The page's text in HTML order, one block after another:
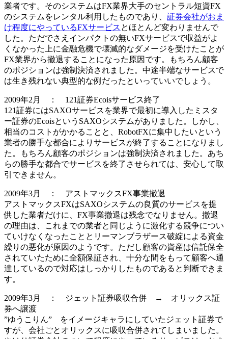
業者です。そのシステムはFX業界大手のセントラル短資FX
のシステムをレンタル利用したものであり、 証券会社がおま
け程度にやっているFXサービス とほとんど変わりませんで
した。ただでさえインパクトの無いFXサービスで収益がよ
くなかった上に金融危機で壊滅的なダメージを受けたことが
FX業界から撤退することになった原因です。もちろん顧客
のポジションは強制決済されました。中途半端なサービスで
は生き残れない典型的な例だったといっていいでしょう。
2009年2月 ： 121証券Ecoisサービス終了
121証券にはSAXOサービスを業界で最初に導入したミスタ
ー証券のEcoisというSAXOシステムがありました。しかし、
相当のコストがかかることと、RobotFXに集中したいという
業者の勝手な都合によりサービスが終了することになりまし
た。もちろん顧客のポジションは強制決済されました。あち
らの勝手な都合でサービスを終了させられては、安心して取
引できません。
2009年3月 ： アストマックスFX事業撤退
アストマックスFXはSAXOシステムの良質のサービスを提
供した業者だけに、FX事業撤退は残念でなりません。撤退
の理由は、これまでの業者と同じように激化する競争につい
ていけなくなったこととリーマンブラザース破綻による資金
繰りの悪化が原因のようです。ただし顧客の資産は信託保全
されていたために全額保証され、十分な間をもって顧客へ通
達しているので対応はしっかりしたものであると判断できま
す。
2009年3月 ： ジェット証券吸収合併 → オリックス証
券へ譲渡
”ゆうこりん” をイメージキャラにしていたジェット証券で
すが、会社ごとオリックスに吸収合併されてしまいました。